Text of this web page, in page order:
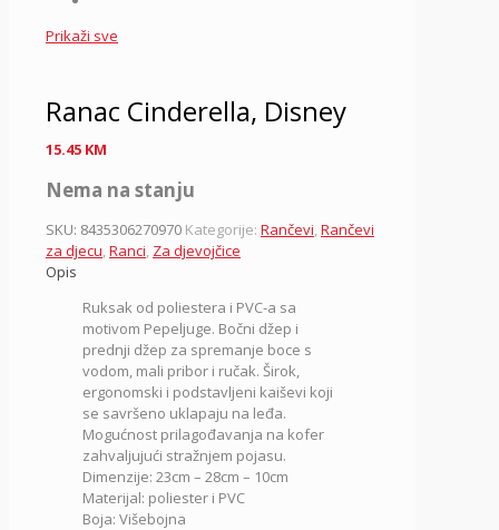
Prikaži sve
Ranac Cinderella, Disney
15.45 KM
Nema na stanju
SKU: 8435306270970 Kategorije: Rančevi,Rančevi
za djecu,Ranci, Za djevojčice
Opis
Ruksak od poliestera i PVC-a sa
motivom Pepeljuge. Bočni džep i
prednji džep za spremanje boce s
vodom, mali pribor i ručak. Širok,
ergonomski i podstavljeni kaiševi koji
se savršeno uklapaju na leđa.
Mogućnost prilagođavanja na kofer
zahvaljujući stražnjem pojasu.
Dimenzije: 23cm – 28cm – 10cm
Materijal: poliester i PVC
Boja: Višebojna